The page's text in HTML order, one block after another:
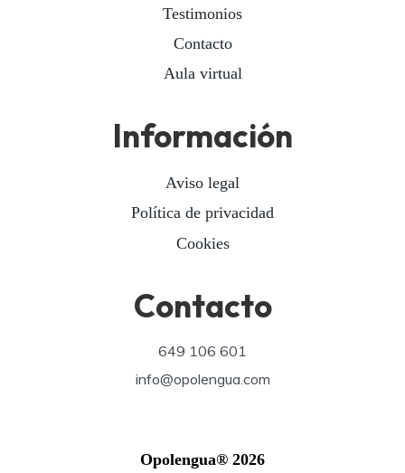
Testimonios
Contacto
Aula virtual
Información
Aviso legal
Política de privacidad
Cookies
Contacto
649 106 601
info@opolengua.com
Opolengua® 2026